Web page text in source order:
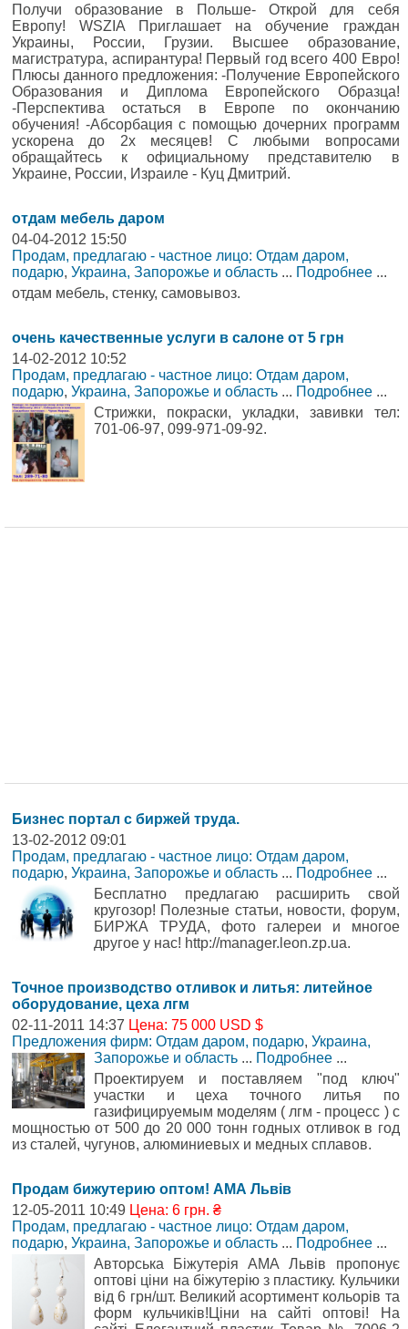
Получи образование в Польше- Открой для себя
Европу! WSZIA Приглашает на обучение граждан
Украины, России, Грузии. Высшее образование,
магистратура, аспирантура! Первый год всего 400 Евро!
Плюсы данного предложения: -Получение Европейского
Образования и Диплома Европейского Образца!
-Перспектива остаться в Европе по окончанию
обучения! -Абсорбация с помощью дочерних программ
ускорена до 2х месяцев! С любыми вопросами
обращайтесь к официальному представителю в
Украине, России, Израиле - Куц Дмитрий.
отдам мебель даром
04-04-2012 15:50
Продам, предлагаю - частное лицо: Отдам даром,
подарю, Украина, Запорожье и область ... Подробнее ...
отдам мебель, стенку, самовывоз.
очень качественные услуги в салоне от 5 грн
14-02-2012 10:52
Продам, предлагаю - частное лицо: Отдам даром,
подарю, Украина, Запорожье и область ... Подробнее ...
Стрижки, покраски, укладки, завивки тел:
701-06-97, 099-971-09-92.
Бизнес портал с биржей труда.
13-02-2012 09:01
Продам, предлагаю - частное лицо: Отдам даром,
подарю, Украина, Запорожье и область ... Подробнее ...
Бесплатно предлагаю расширить свой
кругозор! Полезные статьи, новости, форум,
БИРЖА ТРУДА, фото галереи и многое
другое у нас! http://manager.leon.zp.ua.
Точное производство отливок и литья: литейное
оборудование, цеха лгм
02-11-2011 14:37 Цена: 75 000 USD $
Предложения фирм: Отдам даром, подарю, Украина,
Запорожье и область ... Подробнее ...
Проектируем и поставляем "под ключ"
участки и цеха точного литья по
газифицируемым моделям ( лгм - процесс ) с
мощностью от 500 до 20 000 тонн годных отливок в год
из сталей, чугунов, алюминиевых и медных сплавов.
Продам бижутерию оптом! АМА Львів
12-05-2011 10:49 Цена: 6 грн. ₴
Продам, предлагаю - частное лицо: Отдам даром,
подарю, Украина, Запорожье и область ... Подробнее ...
Авторська Біжутерія АМА Львів пропонує
оптові ціни на біжутерію з пластику. Кульчики
від 6 грн/шт. Великий асортимент кольорів та
форм кульчиків!Ціни на сайті оптові! На